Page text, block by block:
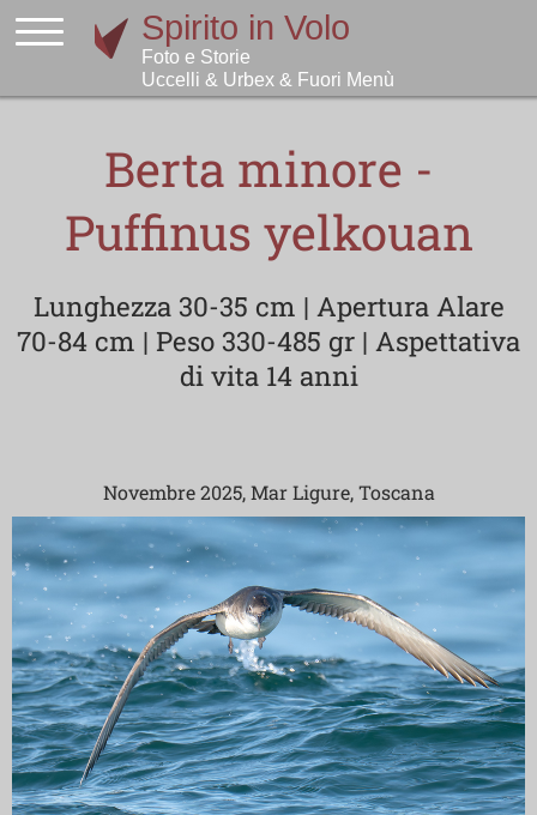
Berta minore -
Puffinus yelkouan
Lunghezza 30-35 cm | Apertura Alare
70-84 cm | Peso 330-485 gr | Aspettativa
di vita 14 anni
Novembre 2025, Mar Ligure, Toscana